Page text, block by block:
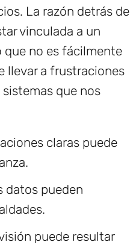
La razón detrás de
vinculada a un
no es fácilmente
llevar a frustraciones
que nos
claras puede
datos pueden
puede resultar